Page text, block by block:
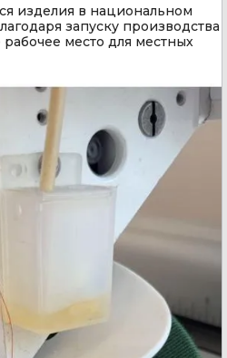
изделия в национальном
запуску производства
место для местных